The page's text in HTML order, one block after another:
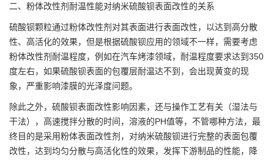
二、粉体改性剂耐温性能对纳米硫酸钡表面改性的关系
硫酸钡颗粒通过粉体改性剂对其表面进行表面改性，以达到高分散
性、高活化的效果，但是根据硫酸钡应用的领域不一样，需要考虑
粉体改性剂耐温程度，例如在汽车烤漆领域，耐温程度要求达到350
度左右，如果硫酸钡表面的包覆层耐温达不到，会出现黄变的现
象，严重影响漆膜的光泽度问题。
除此之外，硫酸钡表面改性影响因素，还与操作工艺有关（湿法与
干法），高速搅拌分散的时间，溶液的PH值等，不管哪种方法，最
终目的是采用粉体表面改性剂，对纳米硫酸钡进行完整的表面包覆
改性，达到均匀分散与高活化性的效果，发挥下游制品的性能，降